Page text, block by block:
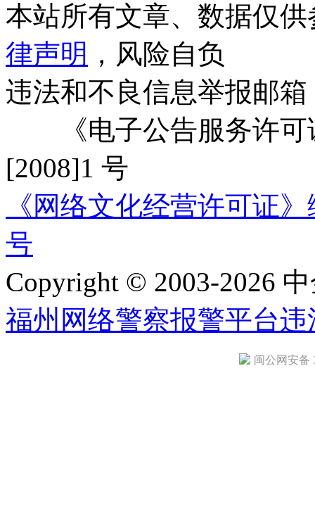
本站所有文章、数据仅
律声明 ，风险自负
违法和不良信息举报邮箱
《电子公告服务许可
[2008]1 号
《网络文化经营许可证
号
Copyright © 2003-2026
福州网络警察报警平台违
闽公网安备